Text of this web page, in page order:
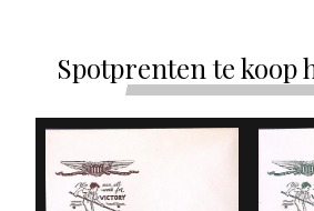
Spotprenten te koop